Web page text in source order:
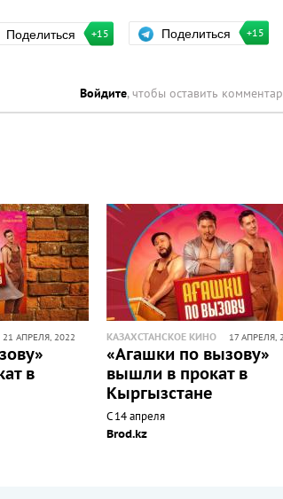
Поделиться +15 Поделиться +15
Войдите, чтобы оставить
21 АПРЕЛЯ, 2022
в
КАЗАХСТАНСКОЕ КИНО 17 АПРЕЛЯ,
«Агашки по вызову»
вышли в прокат в
Кыргызстане
С 14 апреля
Brod.kz